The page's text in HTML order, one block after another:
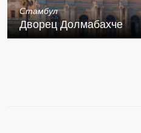
Стамбул
Дворец Долмабахче